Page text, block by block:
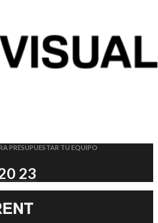
PRESUPUESTAR TU EQUIPO
23